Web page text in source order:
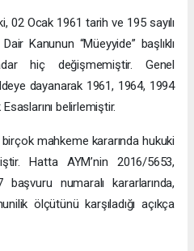
02 Ocak 1961 tarih ve 195 sayılı
Kanunun “Müeyyide” başlıklı
hiç değişmemiştir. Genel
dayanarak 1961, 1964, 1994
belirlemiştir.
mahkeme kararında hukuki
Hatta AYM’nin 2016/5653,
numaralı kararlarında,
ölçütünü karşıladığı açıkça